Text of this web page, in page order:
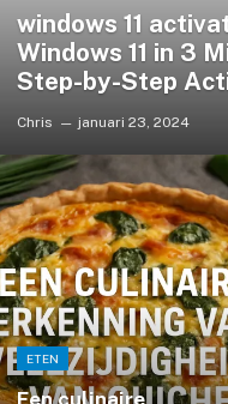
windows 11
Windows 11 in 3
Step-by-Step
Chris januari 23, 2024
ETEN
Een culinaire